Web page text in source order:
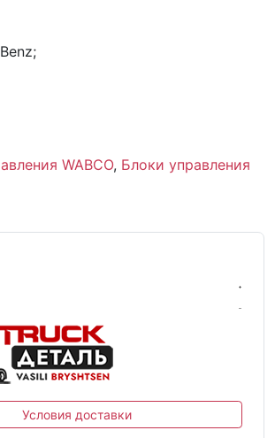
WABCO, Блоки управления
Условия доставки